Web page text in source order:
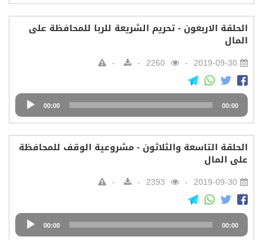
الحلقة الاربعون - تحريم الشريعة للربا للمحافظة على
المال
2019-09-30
Audio
Player
00:00 00:00
الحلقة التاسعة والثلاثون - مشروعية الوقف للمحافظة
على المال
2019-09-30
Audio
Player
00:00 00:00